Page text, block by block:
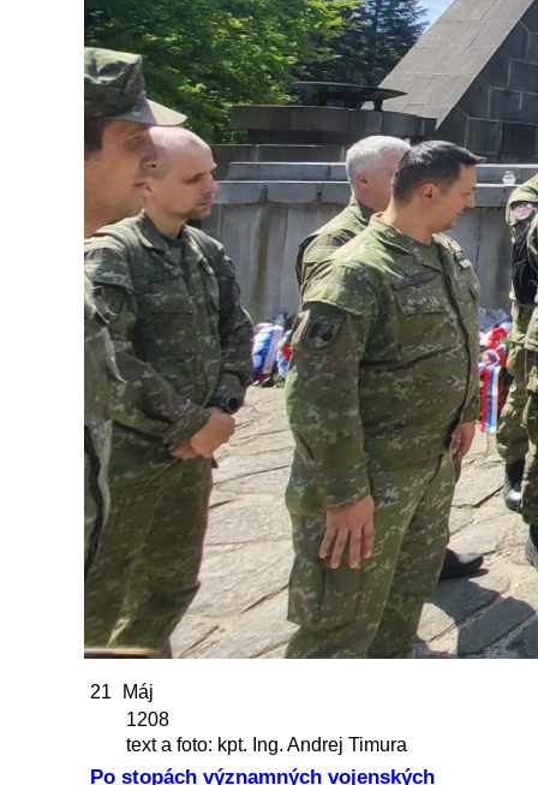
21
Máj
1208
text a foto: kpt. Ing. Andrej Timura
Po stopách významných vojenských